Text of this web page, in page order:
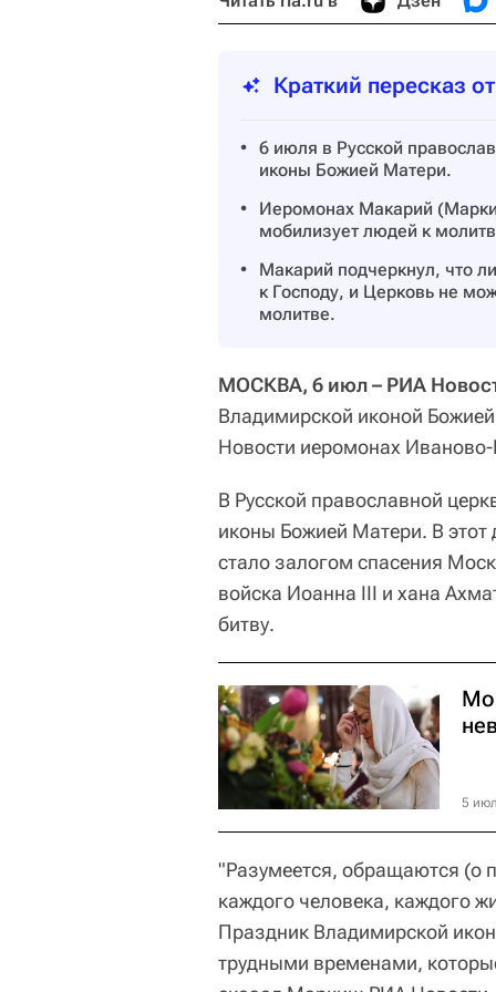
Краткий пересказ
6 июля в Русской
иконы Божией Матери.
Иеромонах Макарий
мобилизует людей к
Макарий подчеркнул, что
к Господу, и Церковь не
молитве.
МОСКВА, 6 июл – РИА
Владимирской иконой
Новости иеромонах
В Русской православной
иконы Божией Матери. В этот
стало залогом спасения
войска Иоанна III и хана
битву.
5
"Разумеется, обращаются (о
каждого человека, каждого
Праздник Владимирской
трудными временами,